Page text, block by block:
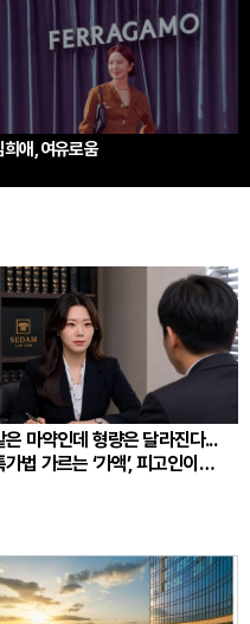
희애, 여유로움
은 마약인데 형량은 달라진다...
가법 가르는 ‘가액’, 피고인이